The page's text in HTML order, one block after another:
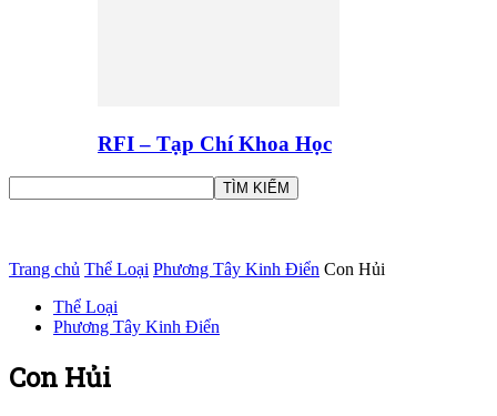
RFI – Tạp Chí Khoa Học
Trang chủ Thể Loại Phương Tây Kinh Điển Con Hủi
Thể Loại
Phương Tây Kinh Điển
Con Hủi